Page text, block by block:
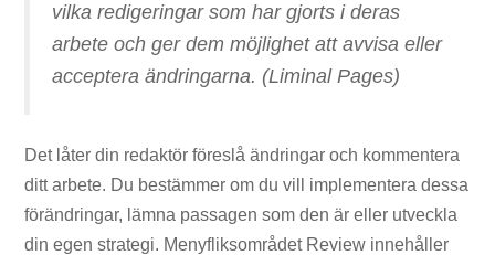
vilka redigeringar som har gjorts i deras
arbete och ger dem möjlighet att avvisa eller
acceptera ändringarna. (Liminal Pages)
Det låter din redaktör föreslå ändringar och kommentera
ditt arbete. Du bestämmer om du vill implementera dessa
förändringar, lämna passagen som den är eller utveckla
din egen strategi. Menyfliksområdet Review innehåller